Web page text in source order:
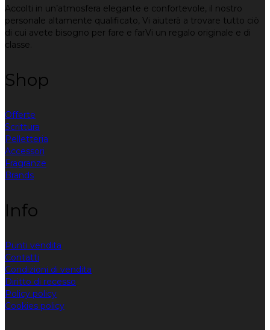
Accolti in un’atmosfera elegante e confortevole, il nostro
personale altamente qualificato, Vi aiuterà a trovare tutto ciò
di cui avete bisogno per fare e farVi un regalo originale e di
classe.
Shop
Offerte
Scrittura
Pelletteria
Accessori
Fragranze
Brands
Info
Punti vendita
Contatti
Condizioni di vendita
Diritto di recesso
Policy policy
Cookies policy